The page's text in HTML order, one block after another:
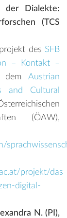
der Dialekte:
(TCS
des SFB
– Kontakt –
dem Austrian
and Cultural
(ÖAW),
projekt/das-
digital-
N. (PI),